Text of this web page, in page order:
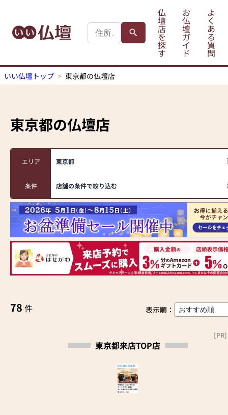
仏
壇
店
を
探
す
お
仏
壇
ガ
イ
ド
よ
く
あ
る
質
問
いい仏壇トップ 東京都の仏壇店
東京都の仏壇店
エリア 東京都
条件 店舗の条件で絞り込む
78 件 表示順：
東京都来店TOP店
[PR]